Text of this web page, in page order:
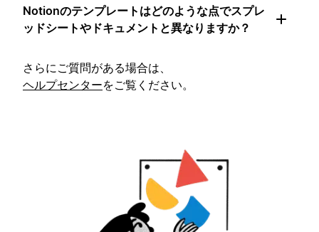
Notionのテンプレートはどのような点でスプレ
ッドシートやドキュメントと異なりますか？
さらにご質問がある場合は、
ヘルプセンターをご覧ください。